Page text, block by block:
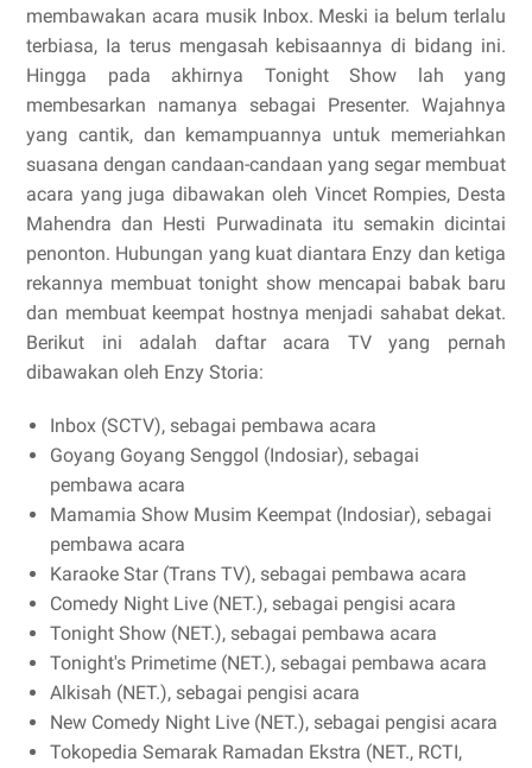
membawakan acara musik Inbox. Meski ia belum terlalu
terbiasa, Ia terus mengasah kebisaannya di bidang ini.
Hingga pada akhirnya Tonight Show lah yang
membesarkan namanya sebagai Presenter. Wajahnya
yang cantik, dan kemampuannya untuk memeriahkan
suasana dengan candaan-candaan yang segar membuat
acara yang juga dibawakan oleh Vincet Rompies, Desta
Mahendra dan Hesti Purwadinata itu semakin dicintai
penonton. Hubungan yang kuat diantara Enzy dan ketiga
rekannya membuat tonight show mencapai babak baru
dan membuat keempat hostnya menjadi sahabat dekat.
Berikut ini adalah daftar acara TV yang pernah
dibawakan oleh Enzy Storia:
Inbox (SCTV), sebagai pembawa acara
Goyang Goyang Senggol (Indosiar), sebagai
pembawa acara
Mamamia Show Musim Keempat (Indosiar), sebagai
pembawa acara
Karaoke Star (Trans TV), sebagai pembawa acara
Comedy Night Live (NET.), sebagai pengisi acara
Tonight Show (NET.), sebagai pembawa acara
Tonight's Primetime (NET.), sebagai pembawa acara
Alkisah (NET.), sebagai pengisi acara
New Comedy Night Live (NET.), sebagai pengisi acara
Tokopedia Semarak Ramadan Ekstra (NET., RCTI,